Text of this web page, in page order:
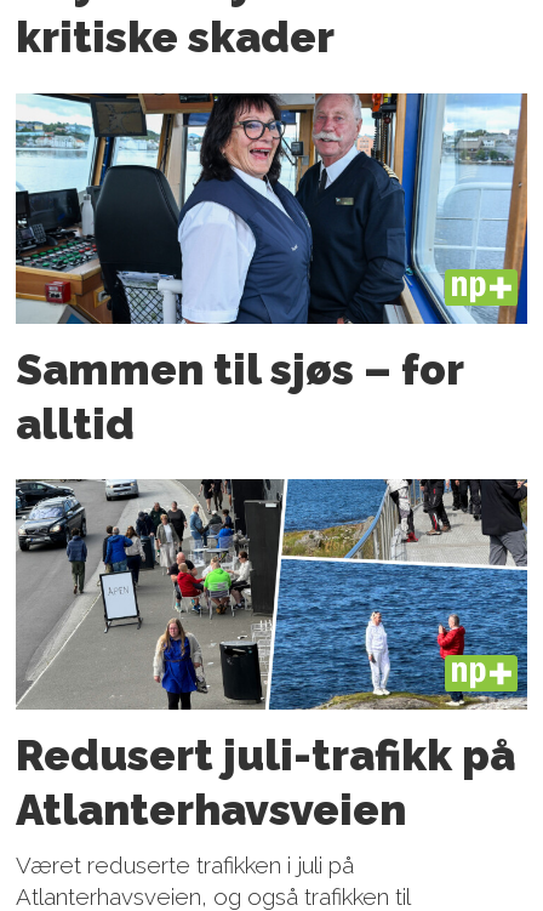
kritiske skader
PLUS
Sammen til sjøs – for
alltid
PLUS
Redusert juli-trafikk på
Atlanter­havsveien
Været reduserte trafikken i juli på
Atlanterhavsveien, og også trafikken til